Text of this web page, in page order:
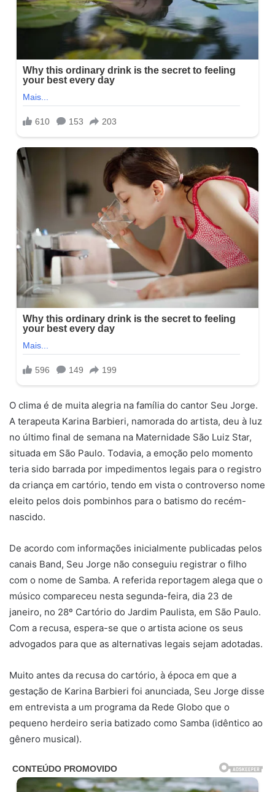
O clima é de muita alegria na família do cantor Seu Jorge.
A terapeuta Karina Barbieri, namorada do artista, deu à luz
no último final de semana na Maternidade São Luiz Star,
situada em São Paulo. Todavia, a emoção pelo momento
teria sido barrada por impedimentos legais para o registro
da criança em cartório, tendo em vista o controverso nome
eleito pelos dois pombinhos para o batismo do recém-
nascido.
De acordo com informações inicialmente publicadas pelos
canais Band, Seu Jorge não conseguiu registrar o filho
com o nome de Samba. A referida reportagem alega que o
músico compareceu nesta segunda-feira, dia 23 de
janeiro, no 28º Cartório do Jardim Paulista, em São Paulo.
Com a recusa, espera-se que o artista acione os seus
advogados para que as alternativas legais sejam adotadas.
Muito antes da recusa do cartório, à época em que a
gestação de Karina Barbieri foi anunciada, Seu Jorge disse
em entrevista a um programa da Rede Globo que o
pequeno herdeiro seria batizado como Samba (idêntico ao
gênero musical).